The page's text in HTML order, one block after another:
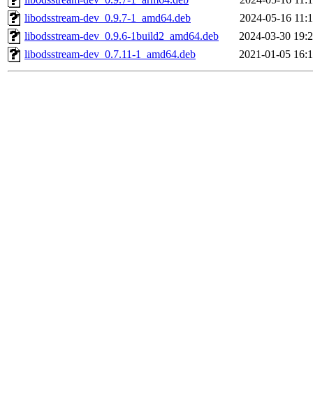
libodsstream-dev_0.9.7-1_amd64.deb
2024-05-16
libodsstream-dev_0.9.6-1build2_amd64.deb
2024-03-30
libodsstream-dev_0.7.11-1_amd64.deb
2021-01-05